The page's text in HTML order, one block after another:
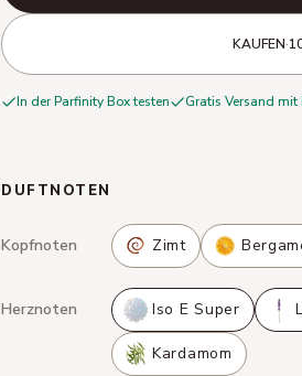
KAUFEN·
In der Parfinity Box testen Gratis Versand mit
DUFTNOTEN
Kopfnoten Zimt
Herznoten Iso E Super
Kardamom